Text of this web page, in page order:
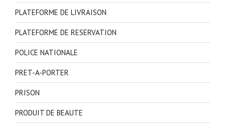
PLATEFORME DE LIVRAISON
PLATEFORME DE RESERVATION
POLICE NATIONALE
PRET-A-PORTER
PRISON
PRODUIT DE BEAUTE